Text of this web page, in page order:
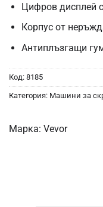
Цифров дисплей
Корпус от
Антиплъзгащи
Код: 8185
Категория: Машини за
Марка: Vevor